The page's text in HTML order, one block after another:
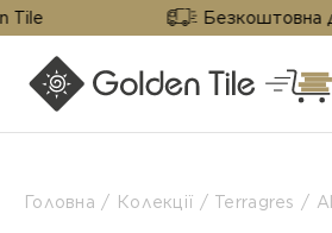
Безкоштовна доставка
Головна Колекції Terragres